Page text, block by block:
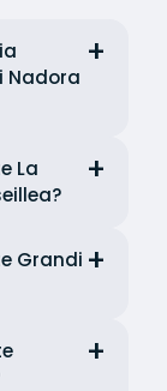
Nadora
La
Grandi